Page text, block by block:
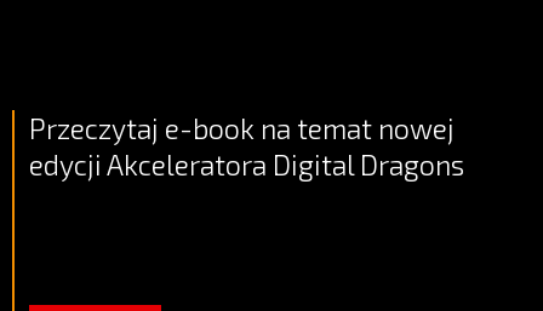
Przeczytaj e-book na temat nowej
edycji Akceleratora Digital Dragons